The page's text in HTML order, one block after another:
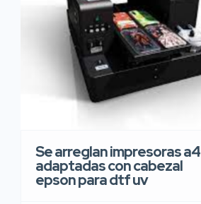
Se arreglan impresoras a4
adaptadas con cabezal
epson para dtf uv